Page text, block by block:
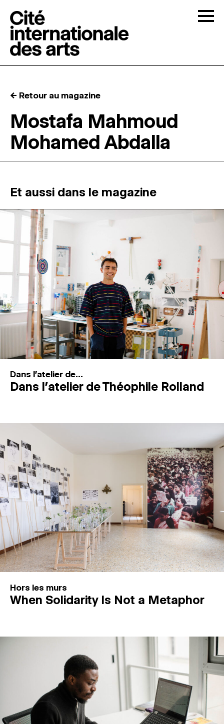
RÉSIDENCES ↓
MAGAZINE
ESPACES DE PRATIQUE ARTISTIQUE
Recherche
Connexion
↓
← Retour au magazine
Mostafa Mahmoud
Mohamed Abdalla
Et aussi dans le magazine
Dans l'atelier de...
Dans l’atelier de Théophile Rolland
Hors les murs
When Solidarity Is Not a Metaphor